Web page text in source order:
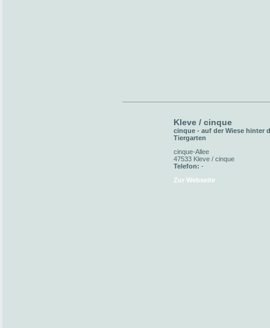
Kleve / cinque
cinque - auf der Wiese hinter
Tiergarten
cinque-Allee
47533 Kleve / cinque
Telefon: -
Zur Webseite